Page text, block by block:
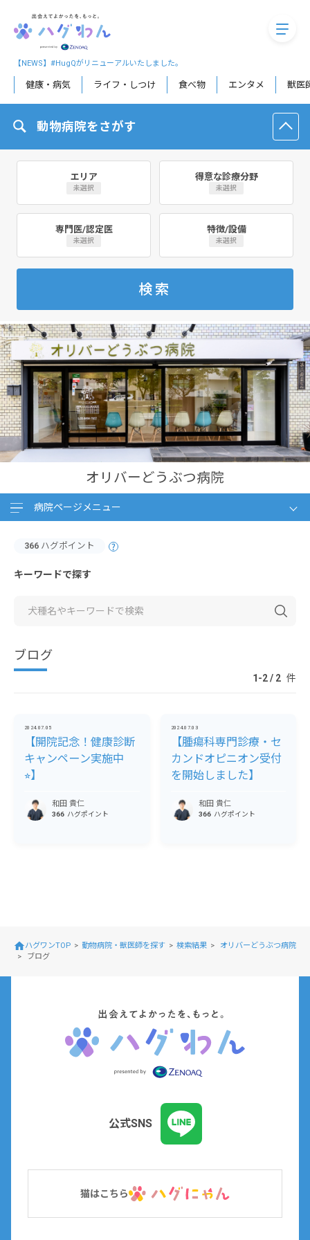
【NEWS】#HugQがリニューアルいたしました。
健康・病気 ライフ・しつけ 食べ物 エンタメ 獣医
動物病院をさがす
エリア
未選択
得意な診療分野
未選択
専門医/認定医
未選択
特徴/設備
未選択
検索
オリバーどうぶつ病院
病院ページメニュー
366 ハグポイント
キーワードで探す
検索
ブログ
1-2 / 2 件
2024.07.05
【開院記念！健康診断
キャンペーン実施中
⭐︎】
和田 貴仁
366 ハグポイント
2024.07.03
【腫瘍科専門診療・セ
カンドオピニオン受付
を開始しました】
和田 貴仁
366 ハグポイント
ハグワンTOP 動物病院・獣医師を探す 検索結果
オリバーどうぶつ病院
ブログ
公式SNS
猫はこちら